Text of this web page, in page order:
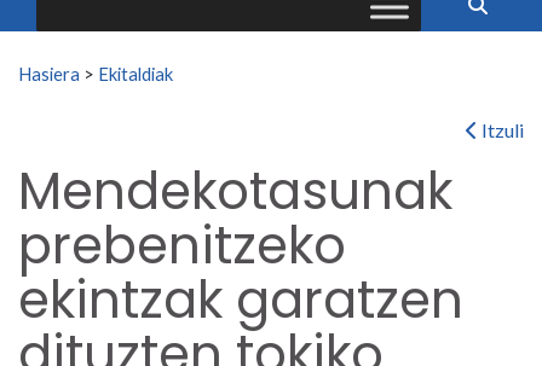
Search for:
Hasiera > Ekitaldiak
Itzuli
Mendekotasunak
prebenitzeko
ekintzak garatzen